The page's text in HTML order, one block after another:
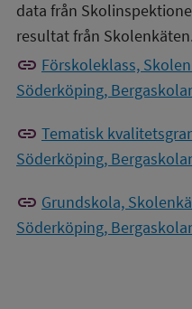
data från
resultat från Skolenkäten.
link Förskoleklass,
Söderköping,
link Tematisk
Söderköping,
link Grundskola,
Söderköping,